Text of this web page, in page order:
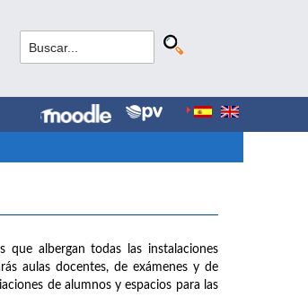
albergan todas las instalaciones
aulas docentes, de exámenes y de
de alumnos y espacios para las